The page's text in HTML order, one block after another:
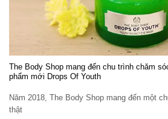
The Body Shop mang đến chu trình chăm
phẩm mới Drops Of Youth
Năm 2018, The Body Shop mang đến một
thật